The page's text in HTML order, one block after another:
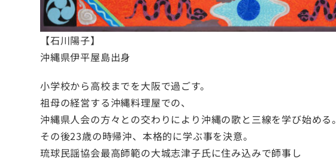
【石川陽子】
沖縄県伊平屋島出身
小学校から高校までを大阪で過ごす。
祖母の経営する沖縄料理屋での、
沖縄県人会の方々との交わりにより沖縄の歌と三線を学び始める。
その後23歳の時帰沖、本格的に学ぶ事を決意。
琉球民謡協会最高師範の大城志津子氏に住み込みで師事し